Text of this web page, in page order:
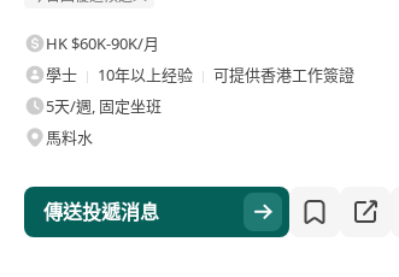
HK $60K-90K/月
學士
10年以上经验
可提供香港工作簽證
5天/週, 固定坐班
馬料水
傳送投遞消息